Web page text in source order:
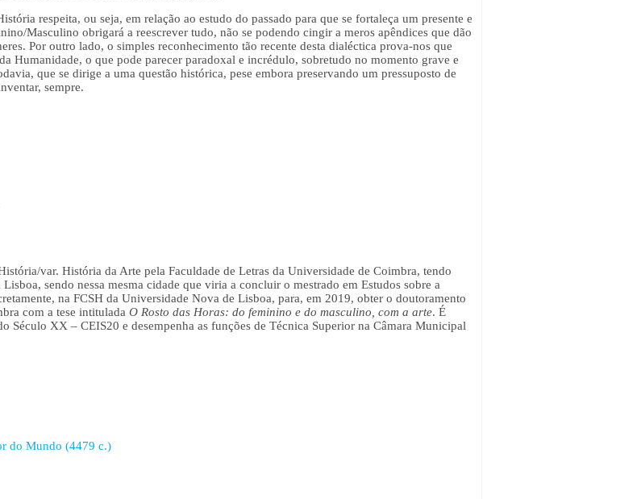
respeita, ou seja, em relação ao estudo do passado para que se fortaleça um presente e
Masculino obrigará a reescrever tudo, não se podendo cingir a meros apêndices que dão
Por outro lado, o simples reconhecimento tão recente desta dialéctica prova-nos que
Humanidade, o que pode parecer paradoxal e incrédulo, sobretudo no momento grave e
que se dirige a uma questão histórica, pese embora preservando um pressuposto de
sempre.
var. História da Arte pela Faculdade de Letras da Universidade de Coimbra, tendo
sendo nessa mesma cidade que viria a concluir o mestrado em Estudos sobre a
na FCSH da Universidade Nova de Lisboa, para, em 2019, obter o doutoramento
com a tese intitulada O Rosto das Horas: do feminino e do masculino, com a arte. É
Século XX – CEIS20 e desempenha as funções de Técnica Superior na Câmara Municipal
do Mundo (4479 c.)